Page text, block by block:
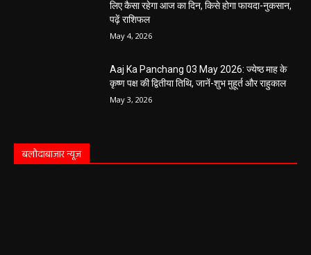
लिए कैसा रहेगा आज का दिन, किसे होगा फायदा-नुकसान,
पढ़ें राशिफल
May 4, 2026
Aaj Ka Panchang 03 May 2026: ज्येष्ठ माह के
कृष्ण पक्ष की द्वितीया तिथि, जानें-शुभ मुहूर्त और राहुकाल
May 3, 2026
बलौदाबाज़ार न्यूज़